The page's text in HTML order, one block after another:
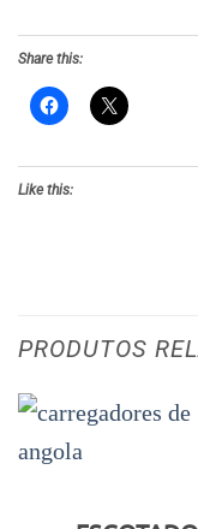
Share this:
Like this:
PRODUTOS